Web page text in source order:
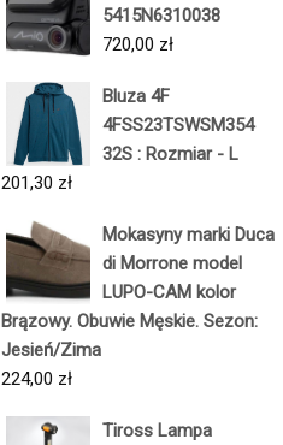
5415N6310038
720,00 zł
Bluza 4F
4FSS23TSWSM354
32S : Rozmiar - L
201,30 zł
Mokasyny marki Duca
di Morrone model
LUPO-CAM kolor
Brązowy. Obuwie Męskie. Sezon:
Jesień/Zima
224,00 zł
Tiross Lampa